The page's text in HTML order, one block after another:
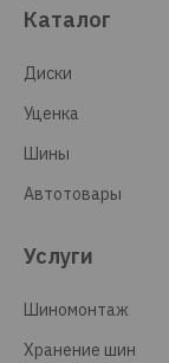
Каталог
Диски
Уценка
Шины
Автотовары
Услуги
Шиномонтаж
Хранение шин